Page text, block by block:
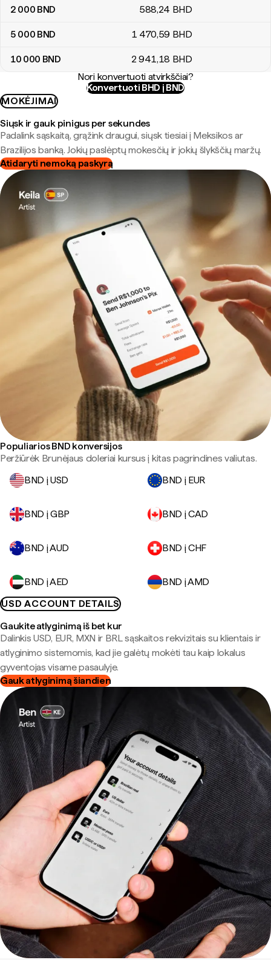
2 000 BND 588,24 BHD
5 000 BND 1 470,59 BHD
10 000 BND 2 941,18 BHD
Nori konvertuoti atvirkščiai?
Konvertuoti BHD į BND
MOKĖJIMAI
Siųsk ir gauk pinigus per sekundes
Padalink sąskaitą, grąžink draugui, siųsk tiesiai į Meksikos ar
Brazilijos banką. Jokių paslėptų mokesčių ir jokių šlykščių maržų.
Atidaryti nemoką paskyrą
Populiarios BND konversijos
Peržiūrėk Brunėjaus doleriai kursus į kitas pagrindines valiutas.
BND į USD
BND į EUR
BND į GBP BND į CAD
BND į AUD BND į CHF
BND į AED
BND į AMD
USD ACCOUNT DETAILS
Gaukite atlyginimą iš bet kur
Dalinkis USD, EUR, MXN ir BRL sąskaitos rekvizitais su klientais ir
atlyginimo sistemomis, kad jie galėtų mokėti tau kaip lokalus
gyventojas visame pasaulyje.
Gauk atlyginimą šiandien